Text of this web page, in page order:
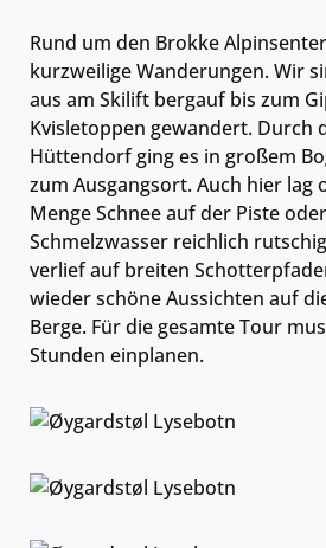
Rund um den Brokke
kurzweilige Wanderungen. Wir
aus am Skilift bergauf bis zum
Kvisletoppen gewandert. Durch
Hüttendorf ging es in großem
zum Ausgangsort. Auch hier lag
Menge Schnee auf der Piste
Schmelzwasser reichlich
verlief auf breiten
wieder schöne Aussichten auf
Berge. Für die gesamte Tour
Stunden einplanen.